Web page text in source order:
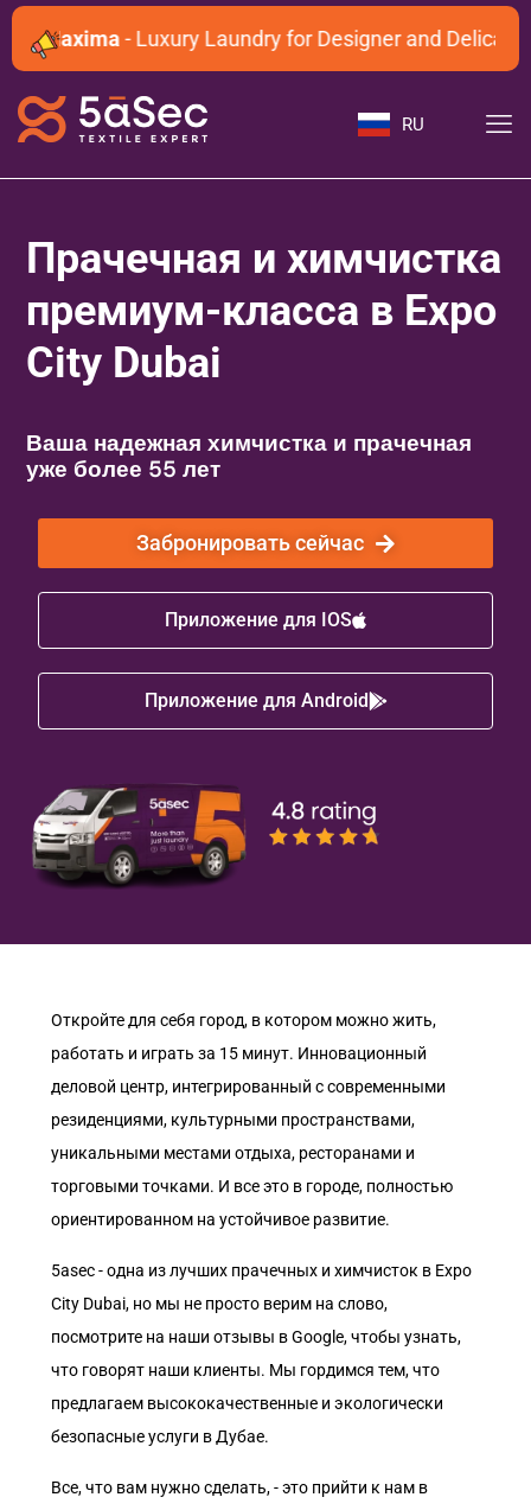
Maxima- Luxury Laundry for Designer and Delicate
RU
Прачечная и химчистка
премиум-класса в Expo
City Dubai
Ваша надежная химчистка и прачечная
уже более 55 лет
Забронировать сейчас
Приложение для IOS
Приложение для Android
Откройте для себя город, в котором можно жить,
работать и играть за 15 минут. Инновационный
деловой центр, интегрированный с современными
резиденциями, культурными пространствами,
уникальными местами отдыха, ресторанами и
торговыми точками. И все это в городе, полностью
ориентированном на устойчивое развитие.
5asec - одна из лучших прачечных и химчисток в Expo
City Dubai, но мы не просто верим на слово,
посмотрите на наши отзывы в Google, чтобы узнать,
что говорят наши клиенты. Мы гордимся тем, что
предлагаем высококачественные и экологически
безопасные услуги в Дубае.
Все, что вам нужно сделать, - это прийти к нам в